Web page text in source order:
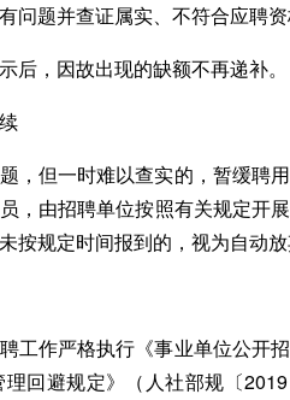
题并查证属实、不符合应聘资
，因故出现的缺额不再递补。
但一时难以查实的，暂缓聘
，由招聘单位按照有关规定开
按规定时间报到的，视为自动
作严格执行《事业单位公开
回避规定》（人社部规〔